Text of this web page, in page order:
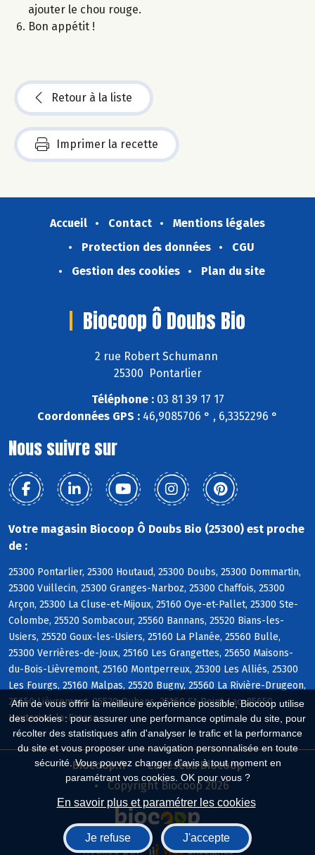
Afin de vous offrir la meilleure expérience possible, Biocoop utilise
des cookies : pour assurer une performance optimale du site, pour
récolter des statistiques afin d'analyser le trafic et la performance
du site et vous proposer une navigation personnalisée en toute
sécurité. Vous pouvez changer d'avis à tout moment en
paramétrant vos cookies. OK pour vous ?
En savoir plus et paramétrer les cookies
Je refuse J'accepte
ajouter le chou rouge.
Bon appétit !
Retour à la liste
Imprimer la recette
Accueil Contact
Mentions légales
Protection des données
CGU
Gestion des cookies
Plan du site
Biocoop Ô Doubs Bio
2 rue Robert Schumann
25300 Pontarlier
Téléphone :03 81 39 17 17
Coordonnées GPS : 46,9085706 ° , 6,3352296 °
Nous suivre sur
Votre magasin Biocoop Ô Doubs Bio (25300) est proche
de :
25300 Pontarlier, 25300 Houtaud, 25300 Doubs, 25300 Dommartin,
25300 Vuillecin, 25300 Granges-Narboz, 25300 Chaffois, 25300
Arçon, 25300 La Cluse-et-Mijoux, 25160 Oye-et-Pallet, 25300 Ste-
Colombe, 25520 Sombacour, 25560 Bannans, 25520 Bians-les-
Usiers, 25520 Goux-les-Usiers, 25160 La Planée, 25560 Bulle,
25300 Verrières-de-Joux, 25160 Les Grangettes, 25650 Maisons-
du-Bois-Lièvremont, 25160 Montperreux, 25300 Les Alliés, 25300
Les Fourgs, 25160 Malpas, 25520 Bugny, 25560 La Rivière-Drugeon,
25650 Lièvremont, 25520 Ouhans, 25160 St-Point-Lac, 25650
Hauterive-la-Fresse
Biocoop.fr
Le réseau Biocoop
Copyright Biocoop 2026
Réalisé par